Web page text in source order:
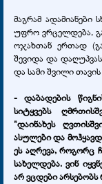
მაგრამ
უფრო ვრცელდება,
ოჯახთან ერთად
შევიდა და
და სამი შვილი
- დაბადების
სიტყვებს
"დაინახეს
ასულები და
ეს აღრევა, როგორც
სახელდება. ვინ
არ ვცდები არსებობს